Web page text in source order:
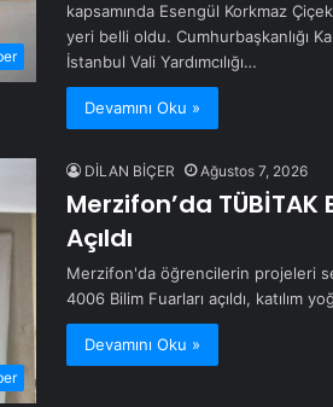
kapsamında Esengül Korkmaz
yeri belli oldu. Cumhurbaşkanlığı
İstanbul Vali Yardımcılığı…
Devamını Oku »
DİLAN BİÇER Ağustos 7, 2026
Merzifon’da TÜBİTAK
Açıldı
Merzifon'da öğrencilerin projeleri
4006 Bilim Fuarları açıldı, katılım
Devamını Oku »